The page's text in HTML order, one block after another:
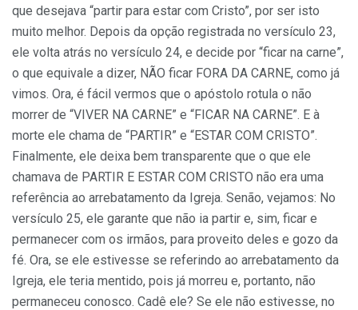
que desejava “partir para estar com Cristo”, por ser isto
muito melhor. Depois da opção registrada no versículo 23,
ele volta atrás no versículo 24, e decide por “ficar na carne”,
o que equivale a dizer, NÃO ficar FORA DA CARNE, como já
vimos. Ora, é fácil vermos que o apóstolo rotula o não
morrer de “VIVER NA CARNE” e “FICAR NA CARNE”. E à
morte ele chama de “PARTIR” e “ESTAR COM CRISTO”.
Finalmente, ele deixa bem transparente que o que ele
chamava de PARTIR E ESTAR COM CRISTO não era uma
referência ao arrebatamento da Igreja. Senão, vejamos: No
versículo 25, ele garante que não ia partir e, sim, ficar e
permanecer com os irmãos, para proveito deles e gozo da
fé. Ora, se ele estivesse se referindo ao arrebatamento da
Igreja, ele teria mentido, pois já morreu e, portanto, não
permaneceu conosco. Cadê ele? Se ele não estivesse, no